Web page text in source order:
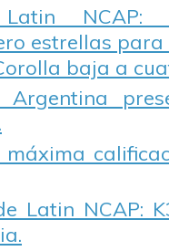
NCAP:
estrellas para
baja a
Argentina
Latin NCAP: